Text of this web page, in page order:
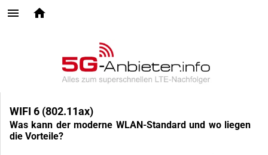
WIFI 6 (802.11ax)
Was kann der moderne WLAN-Standard und wo liegen
die Vorteile?